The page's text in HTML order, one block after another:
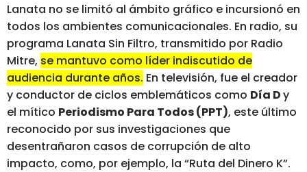
Lanata no se limitó al ámbito gráfico e incursionó en
todos los ambientes comunicacionales. En radio, su
programa Lanata Sin Filtro, transmitido por Radio
Mitre, se mantuvo como líder indiscutido de
audiencia durante años. En televisión, fue el creador
y conductor de ciclos emblemáticos como Día Dy
el mítico Periodismo Para Todos (PPT), este último
reconocido por sus investigaciones que
desentrañaron casos de corrupción de alto
impacto, como, por ejemplo, la “Ruta del Dinero K”.